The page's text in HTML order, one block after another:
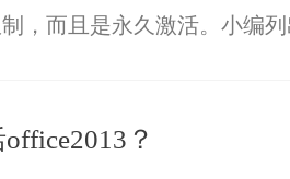
，而且是永久激活。小编列
？